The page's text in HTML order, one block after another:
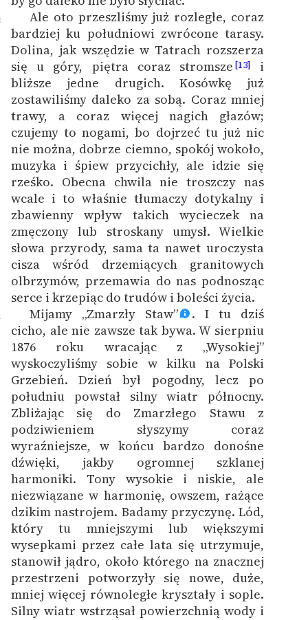
Ale oto przeszliśmy już rozległe, coraz
bardziej ku południowi zwrócone tarasy.
Dolina, jak wszędzie w Tatrach rozszerza
się u góry, piętra coraz stromsze [13]
i
bliższe jedne drugich. Kosówkę już
zostawiliśmy daleko za sobą. Coraz mniej
trawy, a coraz więcej nagich głazów;
czujemy to nogami, bo dojrzeć tu już nic
nie można, dobrze ciemno, spokój wokoło,
muzyka i śpiew przycichły, ale idzie się
rześko. Obecna chwila nie troszczy nas
wcale i to właśnie tłumaczy dotykalny i
zbawienny wpływ takich wycieczek na
zmęczony lub stroskany umysł. Wielkie
słowa przyrody, sama ta nawet uroczysta
cisza wśród drzemiących granitowych
olbrzymów, przemawia do nas podnosząc
serce i krzepiąc do trudów i boleści życia.
Mijamy „Zmarzły Staw”
. I tu dziś
cicho, ale nie zawsze tak bywa. W sierpniu
1876 roku wracając z „Wysokiej”
wyskoczyliśmy sobie w kilku na Polski
Grzebień. Dzień był pogodny, lecz po
południu powstał silny wiatr północny.
Zbliżając się do Zmarzłego Stawu z
podziwieniem słyszymy coraz
wyraźniejsze, w końcu bardzo donośne
dźwięki, jakby ogromnej szklanej
harmoniki. Tony wysokie i niskie, ale
niezwiązane w harmonię, owszem, rażące
dzikim nastrojem. Badamy przyczynę. Lód,
który tu mniejszymi lub większymi
wysepkami przez całe lata się utrzymuje,
stanowił jądro, około którego na znacznej
przestrzeni potworzyły się nowe, duże,
mniej więcej równoległe kryształy i sople.
Silny wiatr wstrząsał powierzchnią wody i